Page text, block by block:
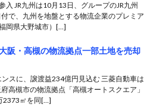
入 JR九州は10月13日、グループのJR九州
で、九州を地盤とする物流企業のプレミア
岡県大野城市）[…]
阪・高槻の物流拠点一部土地を売却
スに、譲渡益234億円見込む 三菱自動車は
高槻市の物流拠点「高槻オートスクエア」
2373㎡を同[…]